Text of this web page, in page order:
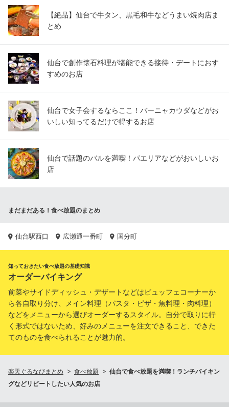
【絶品】仙台で牛タン、黒毛和牛などうまい焼肉店ま
とめ
仙台で創作懐石料理が堪能できる接待・デートにおす
すめのお店
仙台で女子会するならここ！バーニャカウダなどがお
いしい知ってるだけで得するお店
仙台で話題のバルを満喫！パエリアなどがおいしいお
店
まだまだある！食べ放題のまとめ
仙台駅西口 広瀬通一番町 国分町
知っておきたい食べ放題の基礎知識
オーダーバイキング
前菜やサイドディッシュ・デザートなどはビュッフェコーナーか
ら各自取り分け、メイン料理（パスタ・ピザ・魚料理・肉料理）
などをメニューから選びオーダーするスタイル。自分で取りに行
く形式ではないため、好みのメニューを注文できること、できた
てのものを食べられることが魅力的。
楽天ぐるなびまとめ 食べ放題
仙台で食べ放題を満喫！ランチバイキン
グなどリピートしたい人気のお店